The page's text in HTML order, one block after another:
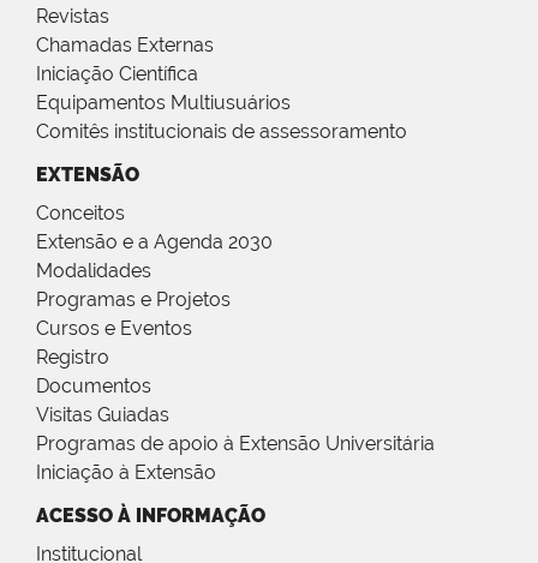
Revistas
Chamadas Externas
Iniciação Científica
Equipamentos Multiusuários
Comitês institucionais de assessoramento
EXTENSÃO
Conceitos
Extensão e a Agenda 2030
Modalidades
Programas e Projetos
Cursos e Eventos
Registro
Documentos
Visitas Guiadas
Programas de apoio à Extensão Universitária
Iniciação à Extensão
ACESSO À INFORMAÇÃO
Institucional